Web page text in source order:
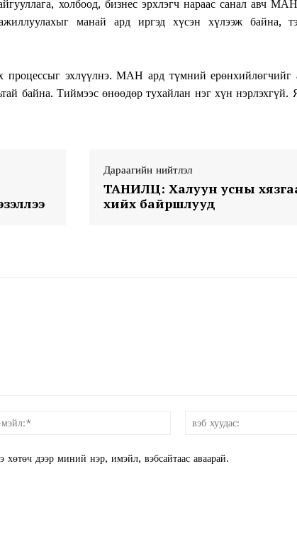
Company
холбоод, бизнес эрхлэгч нараас санал авч
манай ард иргэд хүсэн хүлээж байна,
процессыг эхлүүлнэ. МАН ард түмний ерөнхийлөгчийг
байна. Тиймээс өнөөдөр тухайлан нэг хүн
Дараагийн нийтлэл
ТАНИЛЦ: Халуун усны
хийх байршлууд
хөтөч дээр миний нэр, имэйл, вэбсайтаас аваарай.